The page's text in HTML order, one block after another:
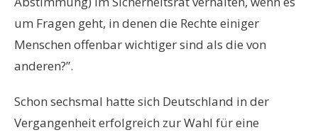
um Fragen geht, in denen die Rechte einiger
Menschen offenbar wichtiger sind als die von
anderen?”.
Schon sechsmal hatte sich Deutschland in der
Vergangenheit erfolgreich zur Wahl für eine